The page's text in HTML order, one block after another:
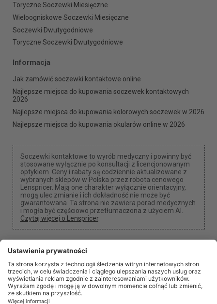
Toryczne Soczewki Miesięczne
Wieloogniskowe Soczewki Miesięczne
Soczewki Dwutygodniowe
Toryczne Soczewki Dwutygodniowe
Informacja
Jak zamówić soczewki kontaktowe online
Najlepsze miejsca do kupowania soczewek kontaktowych
2026
Najlepsze miejsca do kupowania kolorowych soczewek w 2026
Najlepsze miejsca do kupowania okularów online w 2026
Soczewki kontaktowe to wyrób medyczny i powinny być
stosowane wyłącznie po konsultacji z licencjonowanym
optykiem. Ceny i rabaty są codziennie aktualizowane z
wybranych sklepów w Polska przez robota cenowego
Lenspricer. Mają one charakter wyłącznie orientacyjny,
mogą ulec zmianie i ich dokładność nie może być
gwarantowana. Ta strona nie zawiera porad medycznych
i mogła być częściowo przetłumaczona z użyciem AI.
Czytaj więcej o Lenspricer.
Ustawienia plików cookie
Możemy otrzymać prowizję, jeśli użyjesz jednego z